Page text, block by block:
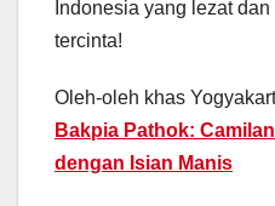
Indonesia yang lezat
tercinta!
Oleh-oleh khas
Bakpia Pathok:
dengan Isian Manis